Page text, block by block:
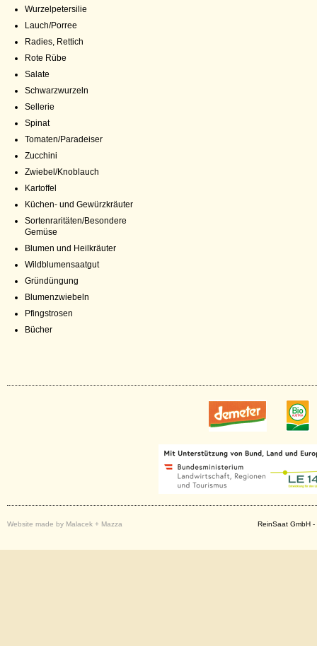
Wurzelpetersilie
Lauch/Porree
Radies, Rettich
Rote Rübe
Salate
Schwarzwurzeln
Sellerie
Spinat
Tomaten/Paradeiser
Zucchini
Zwiebel/Knoblauch
Kartoffel
Küchen- und Gewürzkräuter
Sortenraritäten/Besondere
Gemüse
Blumen und Heilkräuter
Wildblumensaatgut
Gründüngung
Blumenzwiebeln
Pfingstrosen
Bücher
Website made by Malacek + Mazza ReinSaat GmbH